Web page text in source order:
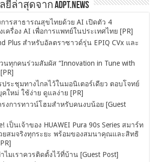
ล่าสุดจาก ADPT.news
ารสาธารณสุขไทยด้วย AI เปิดตัว 4
ครื่อง AI เพื่อการแพทย์ในประเทศไทย [PR]
Plus สำหรับอัลตราซาวด์รุ่น EPIQ CVx และ
ทุกคนร่วมสัมผัส “Innovation in Tune with
ระชุมทางไกลไว้ในมอนิเตอร์เดียว ตอบโจทย์
ใหม่ ใช้ง่าย ดูแลง่าย [PR]
งการทาวน์โฮมสำหรับคนงบน้อย [Guest
เป็นเจ้าของ HUAWEI Pura 90s Series สมาร์ท
ยสมจริงทุกระยะ พร้อมของสมนาคุณและสิทธิ
มเราควรติดตั้งไว้ที่บ้าน [Guest Post]